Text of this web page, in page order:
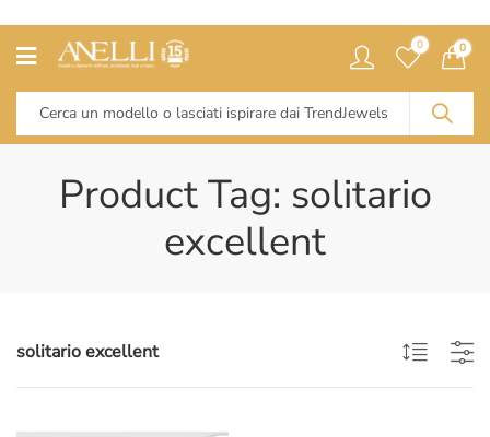
0 0
Product Tag: solitario
excellent
solitario excellent